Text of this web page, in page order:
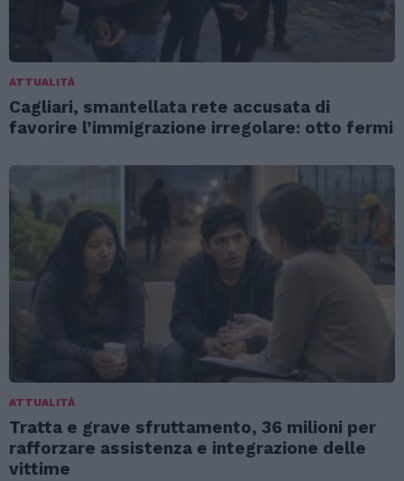
ATTUALITÀ
Cagliari, smantellata rete accusata di
favorire l’immigrazione irregolare: otto fermi
ATTUALITÀ
Tratta e grave sfruttamento, 36 milioni per
rafforzare assistenza e integrazione delle
vittime